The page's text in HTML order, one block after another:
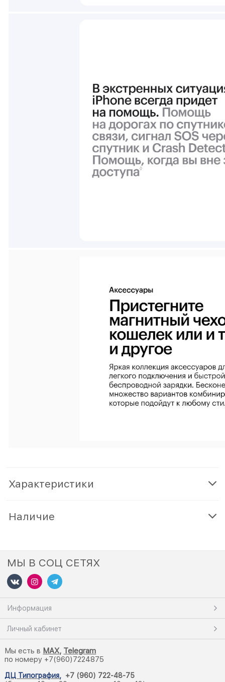
Характеристики
Наличие
МЫ В СОЦ СЕТЯХ
Информация
Личный кабинет
Мы есть в MAX, Telegram
по номеру +7(960)7224875
ДЦ Типография, +7 (960) 722-48-75